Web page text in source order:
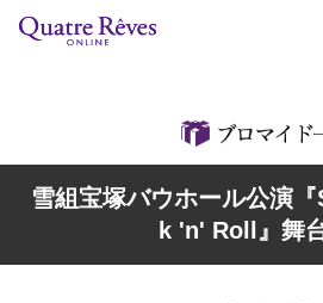
雪組宝塚バウホール公演
k 'n' Roll』舞
組コレクション